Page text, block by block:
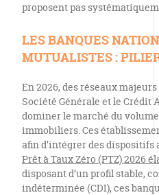
proposent pas
LES BANQUES
MUTUALISTES :
En 2026, des réseaux
Société Générale et le Crédit
dominer le marché du
immobiliers. Ces
afin d’intégrer des
Prêt à Taux Zéro (PTZ) 2026
disposant d’un profil stable,
indéterminée (CDI), ces